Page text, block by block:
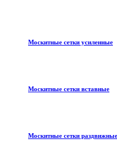
Москитные сетки усиленные
Москитные сетки вставные
Москитные сетки раздвижные